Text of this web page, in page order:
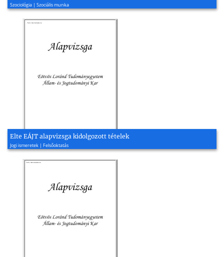
Szociológia | Szociális munka
Elte EÁJT alapvizsga kidolgozott tételek
Jogi ismeretek | Felsőoktatás